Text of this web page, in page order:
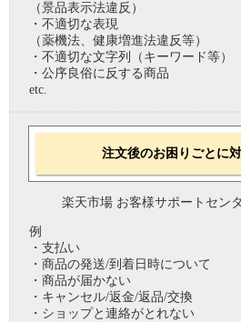
（景品表示法違反）
・不適切な表現
（薬機法、健康増進法違反等）
・不適切な文字列（キーワード等）
・公序良俗に反する商品
etc.
注文後のお困りごとに
楽天市場 お客様サポートセン
例
・支払い
・商品の発送/到着日時について
・商品が届かない
・キャンセル/返金/返品/交換
・ショップと連絡がとれない